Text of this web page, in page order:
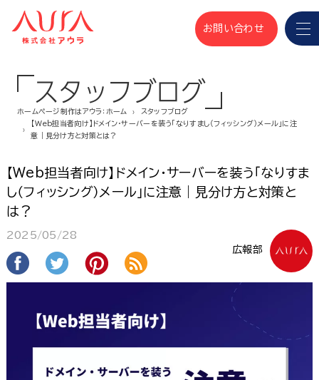
お問い合わせ
スタッフブログ
ホームページ制作はアウラ：ホーム
スタッフブログ
【Web担当者向け】ドメイン・サーバーを装う「なりすまし（フィッシング）メール」に注
意｜見分け方と対策とは？
【Web担当者向け】ドメイン・サーバーを装う「なりすま
し（フィッシング）メール」に注意｜見分け方と対策と
は？
広報部
2025/05/28